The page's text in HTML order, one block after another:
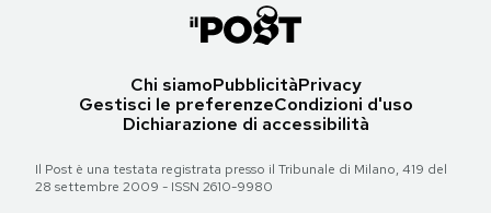
Chi siamoPubblicitàPrivacy
Gestisci le preferenzeCondizioni d'uso
Dichiarazione di accessibilità
Il Post è una testata registrata presso il Tribunale di Milano, 419 del
28 settembre 2009 - ISSN 2610-9980